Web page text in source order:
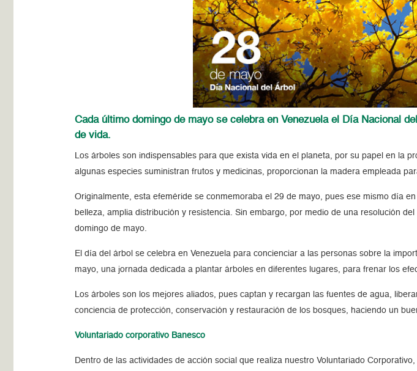
Cada último domingo de mayo se celebra en Venezuela el Día Nacional
de vida.
Los árboles son indispensables para que exista vida en el planeta, por su papel en la
algunas especies suministran frutos y medicinas, proporcionan la madera empleada
Originalmente, esta efeméride se conmemoraba el 29 de mayo, pues ese mismo día
belleza, amplia distribución y resistencia. Sin embargo, por medio de una resolución
domingo de mayo.
El día del árbol se celebra en Venezuela para concienciar a las personas sobre la
mayo, una jornada dedicada a plantar árboles en diferentes lugares, para frenar los
Los árboles son los mejores aliados, pues captan y recargan las fuentes de agua,
conciencia de protección, conservación y restauración de los bosques, haciendo un
Voluntariado corporativo Banesco
Dentro de las actividades de acción social que realiza nuestro Voluntariado